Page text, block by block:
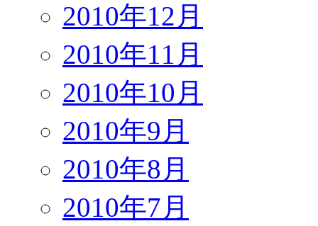
2010年12月
2010年11月
2010年10月
2010年9月
2010年8月
2010年7月